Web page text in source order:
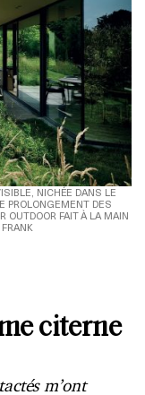
NICHÉE DANS LE
PROLONGEMENT DES
OUTDOOR FAIT À LA MAIN
citerne
m’ont